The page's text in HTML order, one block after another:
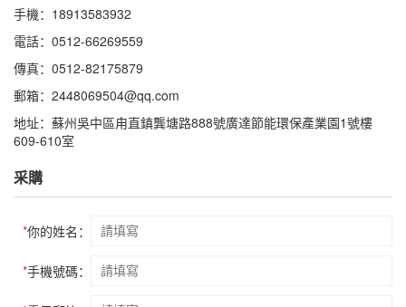
手機：18913583932
電話：0512-66269559
傳真：0512-82175879
郵箱：2448069504@qq.com
地址：蘇州吳中區甪直鎮龔塘路888號廣達節能環保產業園1號樓
609-610室
采購
*你的姓名：
*手機號碼：